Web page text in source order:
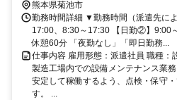
熊本県菊池市
勤務時間詳細 ▼勤務時間（派遣先に
17:00、8:30～17:30 【日勤②】9:00
休憩60分 「夜勤なし」「即日勤務...
仕事内容 雇用形態：派遣社員 職種：
製造工場内での設備メンテナンス業
安定して稼働するよう、点検・保守
す。 ...